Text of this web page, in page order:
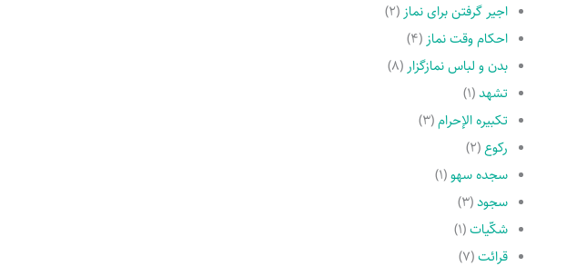
اجیر گرفتن براى نماز (۲)
احکام وقت نماز (۴)
بدن و لباس نمازگزار (۸)
تشهد(۱)
تکبیره الإحرام(۳)
رکوع(۲)
سجده سهو(۱)
سجود(۳)
شکّیات(۱)
قرائت(۷)